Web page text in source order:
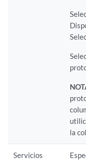
la
Servicios